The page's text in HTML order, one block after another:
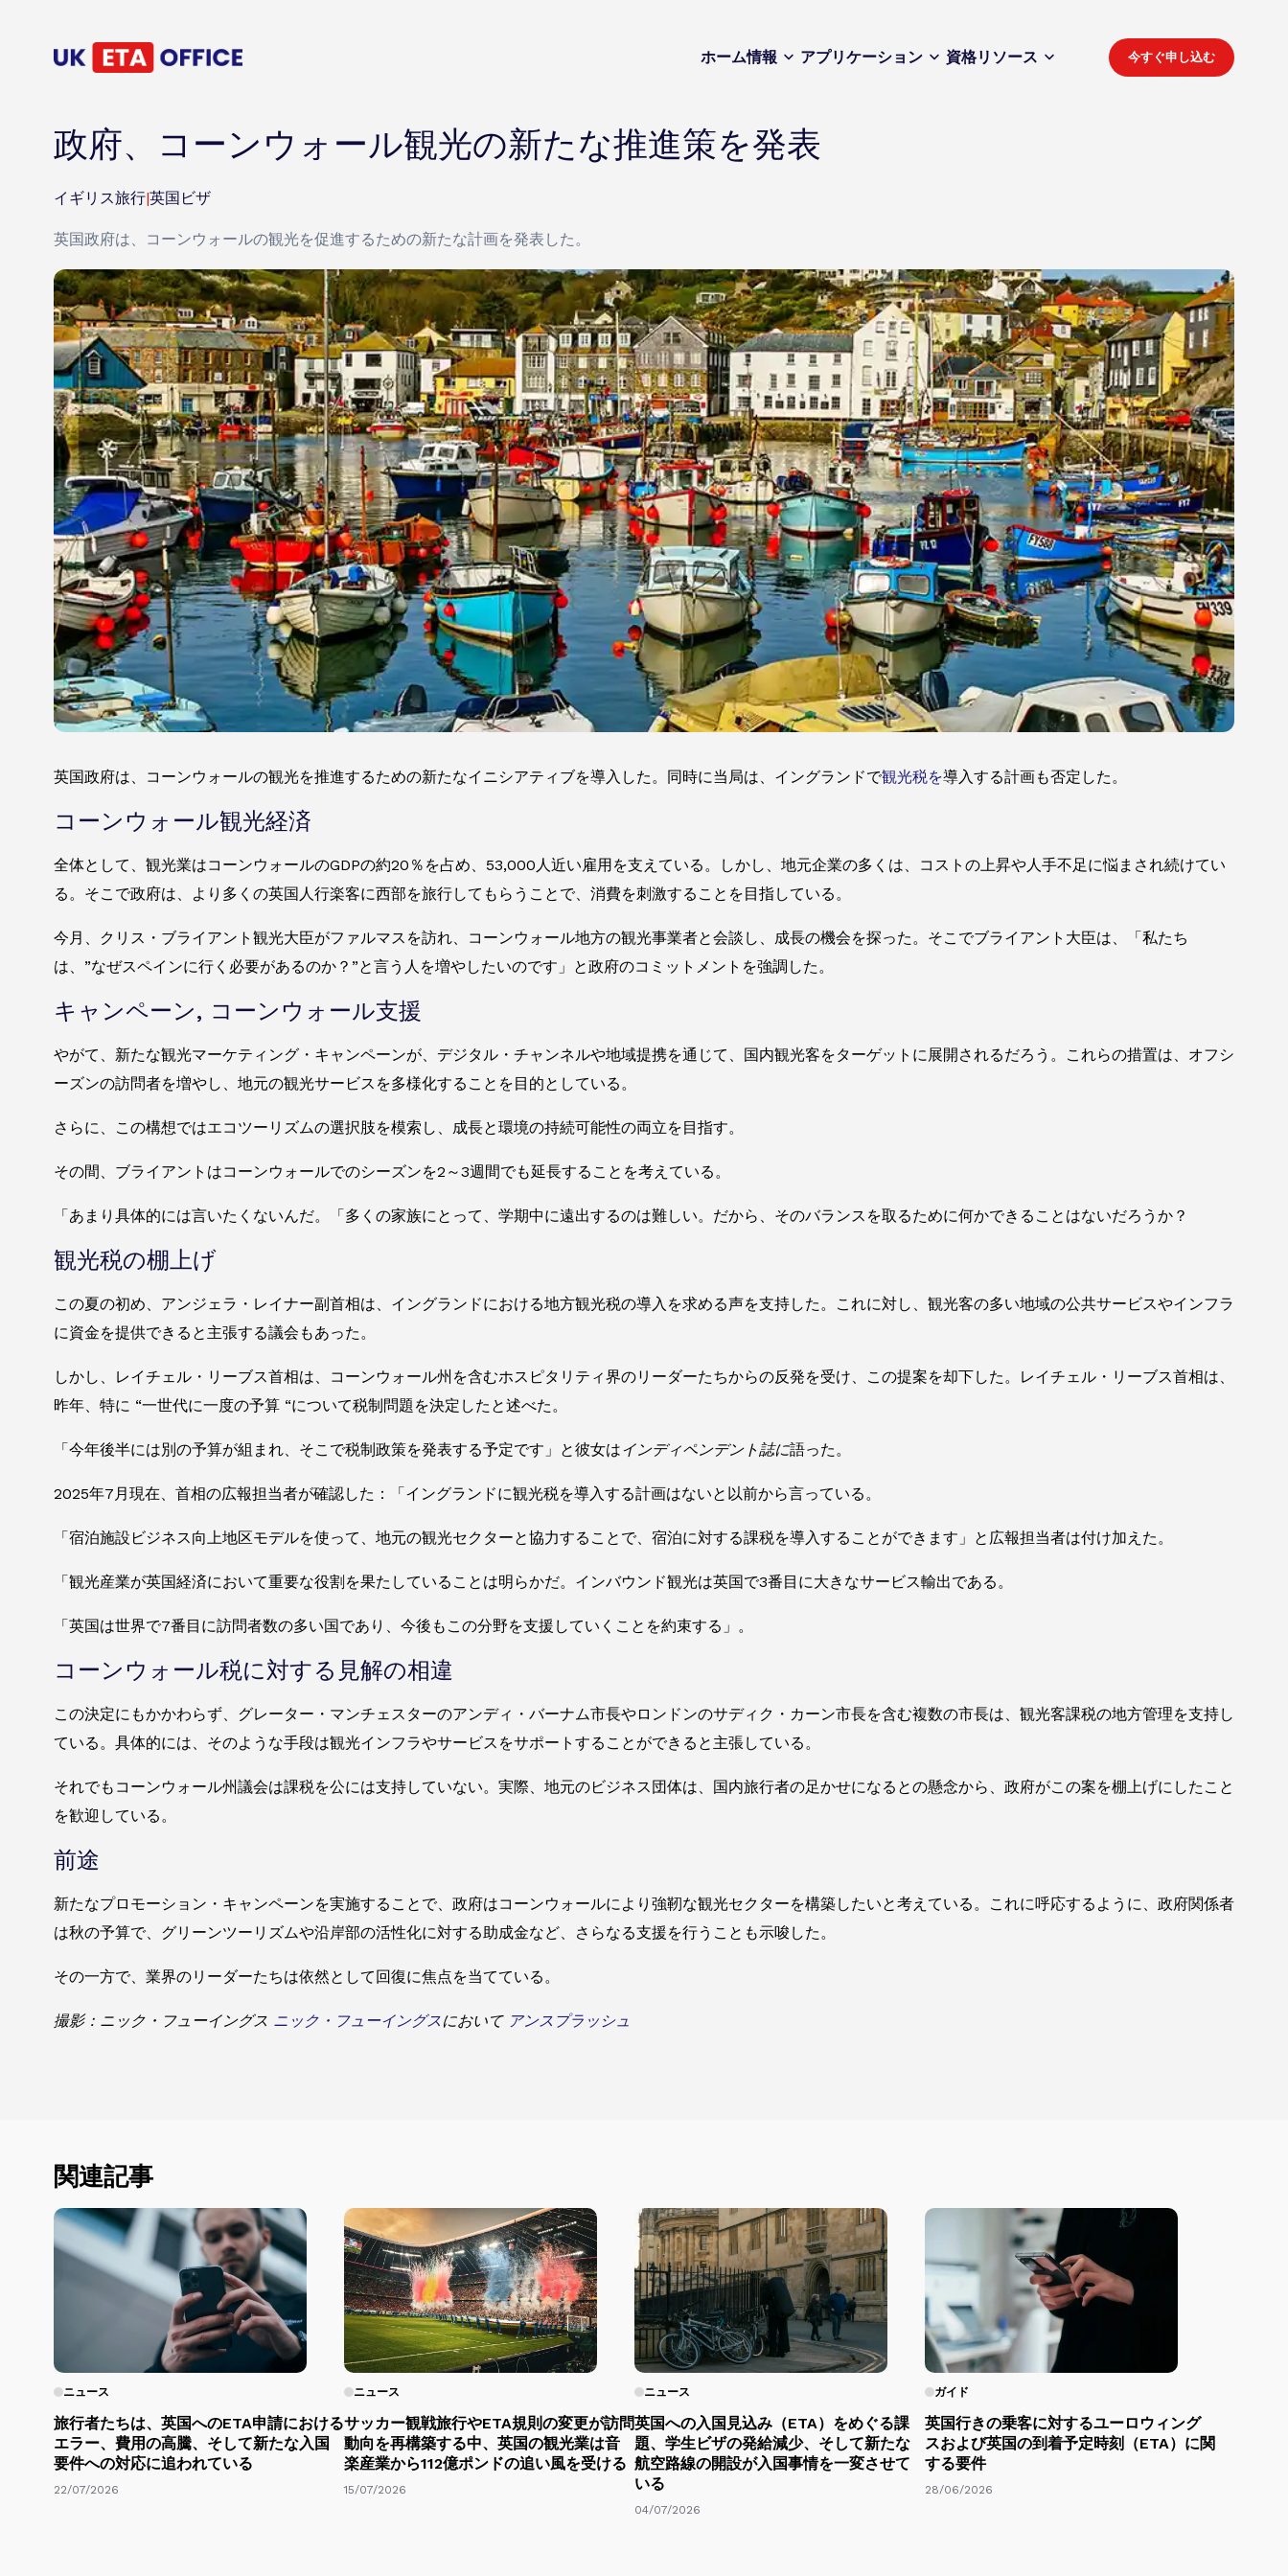
ホーム情報 アプリケーション 資格リソース 今すぐ申し込む
政府、コーンウォール観光の新たな推進策を発表
イギリス旅行|英国ビザ
英国政府は、コーンウォールの観光を促進するための新たな計画を発表した。
英国政府は、コーンウォールの観光を推進するための新たなイニシアティブを導入した。同時に当局は、イングランドで観光税を導入する計画も否定した。
コーンウォール観光経済
全体として、観光業はコーンウォールのGDPの約20％を占め、53,000人近い雇用を支えている。しかし、地元企業の多くは、コストの上昇や人手不足に悩まされ続けてい
る。そこで政府は、より多くの英国人行楽客に西部を旅行してもらうことで、消費を刺激することを目指している。
今月、クリス・ブライアント観光大臣がファルマスを訪れ、コーンウォール地方の観光事業者と会談し、成長の機会を探った。そこでブライアント大臣は、「私たち
は、”なぜスペインに行く必要があるのか？”と言う人を増やしたいのです」と政府のコミットメントを強調した。
キャンペーン, コーンウォール支援
やがて、新たな観光マーケティング・キャンペーンが、デジタル・チャンネルや地域提携を通じて、国内観光客をターゲットに展開されるだろう。これらの措置は、オフシ
ーズンの訪問者を増やし、地元の観光サービスを多様化することを目的としている。
さらに、この構想ではエコツーリズムの選択肢を模索し、成長と環境の持続可能性の両立を目指す。
その間、ブライアントはコーンウォールでのシーズンを2～3週間でも延長することを考えている。
「あまり具体的には言いたくないんだ。「多くの家族にとって、学期中に遠出するのは難しい。だから、そのバランスを取るために何かできることはないだろうか？
観光税の棚上げ
この夏の初め、アンジェラ・レイナー副首相は、イングランドにおける地方観光税の導入を求める声を支持した。これに対し、観光客の多い地域の公共サービスやインフラ
に資金を提供できると主張する議会もあった。
しかし、レイチェル・リーブス首相は、コーンウォール州を含むホスピタリティ界のリーダーたちからの反発を受け、この提案を却下した。レイチェル・リーブス首相は、
昨年、特に “一世代に一度の予算 “について税制問題を決定したと述べた。
「今年後半には別の予算が組まれ、そこで税制政策を発表する予定です」と彼女はインディペンデント誌に語った。
2025年7月現在、首相の広報担当者が確認した：「イングランドに観光税を導入する計画はないと以前から言っている。
「宿泊施設ビジネス向上地区モデルを使って、地元の観光セクターと協力することで、宿泊に対する課税を導入することができます」と広報担当者は付け加えた。
「観光産業が英国経済において重要な役割を果たしていることは明らかだ。インバウンド観光は英国で3番目に大きなサービス輸出である。
「英国は世界で7番目に訪問者数の多い国であり、今後もこの分野を支援していくことを約束する」。
コーンウォール税に対する見解の相違
この決定にもかかわらず、グレーター・マンチェスターのアンディ・バーナム市長やロンドンのサディク・カーン市長を含む複数の市長は、観光客課税の地方管理を支持し
ている。具体的には、そのような手段は観光インフラやサービスをサポートすることができると主張している。
それでもコーンウォール州議会は課税を公には支持していない。実際、地元のビジネス団体は、国内旅行者の足かせになるとの懸念から、政府がこの案を棚上げにしたこと
を歓迎している。
前途
新たなプロモーション・キャンペーンを実施することで、政府はコーンウォールにより強靭な観光セクターを構築したいと考えている。これに呼応するように、政府関係者
は秋の予算で、グリーンツーリズムや沿岸部の活性化に対する助成金など、さらなる支援を行うことも示唆した。
その一方で、業界のリーダーたちは依然として回復に焦点を当てている。
撮影：ニック・フューイングス ニック・フューイングスにおいて アンスプラッシュ
関連記事
ニュース
旅行者たちは、英国へのETA申請における
エラー、費用の高騰、そして新たな入国
要件への対応に追われている
22/07/2026
ニュース
サッカー観戦旅行やETA規則の変更が訪問
動向を再構築する中、英国の観光業は音
楽産業から112億ポンドの追い風を受ける
15/07/2026
ニュース
英国への入国見込み（ETA）をめぐる課
題、学生ビザの発給減少、そして新たな
航空路線の開設が入国事情を一変させて
いる
04/07/2026
ガイド
英国行きの乗客に対するユーロウィング
スおよび英国の到着予定時刻（ETA）に関
する要件
28/06/2026